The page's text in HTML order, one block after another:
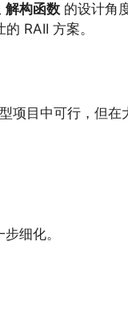
解构函数 的设计角
RAII 方案。
项目中可行，但在
细化。